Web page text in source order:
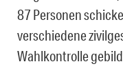
87 Personen
verschiedene
Wahlkontrolle